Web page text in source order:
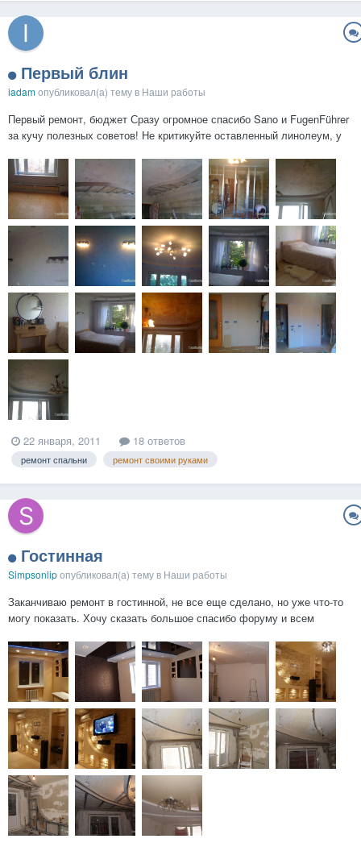
Первый блин
iadamопубликовал(а) тему в Наши работы
Первый ремонт, бюджет Сразу огромное спасибо Sano и FugenFührer
за кучу полезных советов! Не критикуйте оставленный линолеум, у
лохмотья и поверхность луны от клея, там только стяжка поможет,
уже намаялись. У меня...
22 января, 2011 18 ответов
ремонт спальни ремонт своими руками
Гостинная
Simpsonlipопубликовал(а) тему в Наши работы
Заканчиваю ремонт в гостинной, не все еще сделано, но уже что-то
могу показать. Хочу сказать большое спасибо форуму и всем
гостинной Заодно покажу и предыдущую работу Спальня...